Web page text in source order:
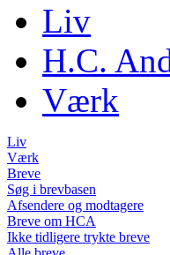
Liv
H.C.
Værk
Liv
Værk
Breve
Søg i brevbasen
Afsendere og modtagere
Breve om HCA
Ikke tidligere trykte breve